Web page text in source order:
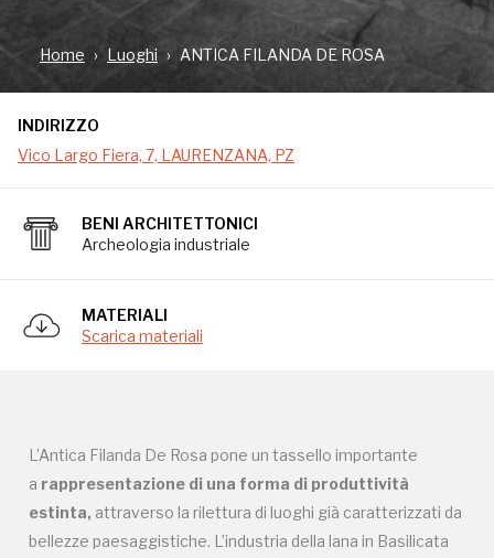
Home Luoghi ANTICA FILANDA DE ROSA
INDIRIZZO
Vico Largo Fiera, 7, LAURENZANA, PZ
BENI ARCHITETTONICI
Archeologia industriale
MATERIALI
Scarica materiali
L’Antica Filanda De Rosa pone un tassello importante
a rappresentazione di una forma di produttività
estinta, attraverso la rilettura di luoghi già caratterizzati da
bellezze paesaggistiche. L’industria della lana in Basilicata
Vico Largo Fiera, 7, LAURENZANA, PZ
Storico campagne in questo
Giornate FAI di Primavera